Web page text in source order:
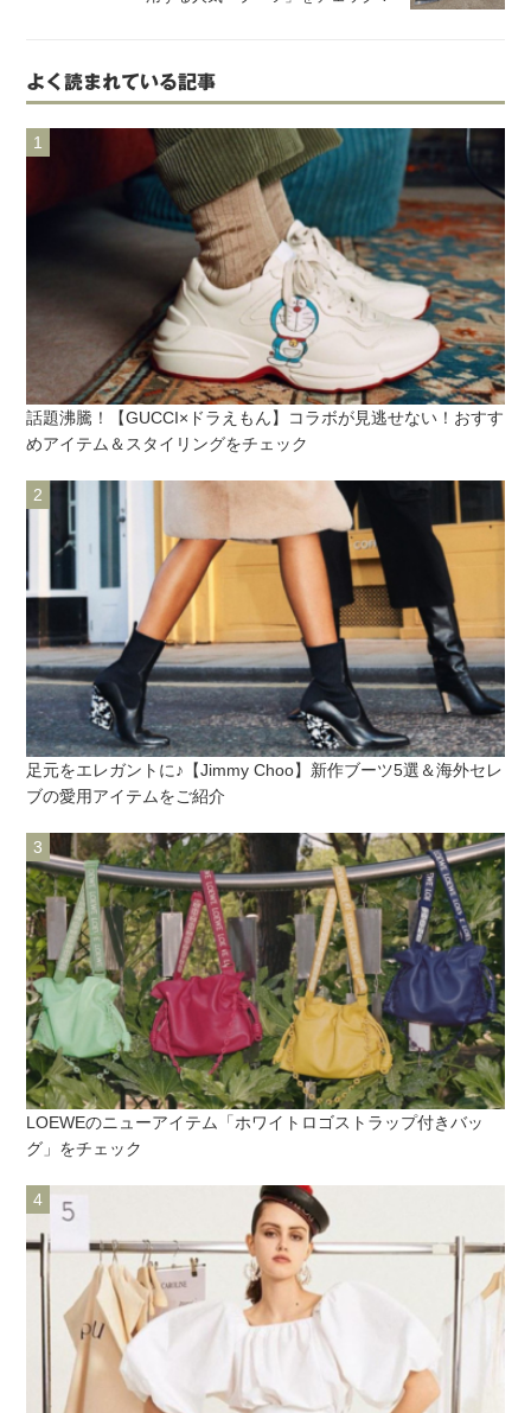
よく読まれている記事
話題沸騰！【GUCCI×ドラえもん】コラボが見逃せない！おすす
めアイテム＆スタイリングをチェック
足元をエレガントに♪【Jimmy Choo】新作ブーツ5選＆海外セレ
ブの愛用アイテムをご紹介
LOEWEのニューアイテム「ホワイトロゴストラップ付きバッ
グ」をチェック